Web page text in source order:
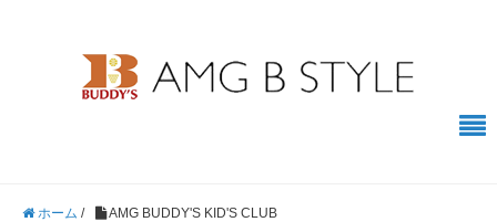
ホーム / AMG BUDDY'S KID'S CLUB